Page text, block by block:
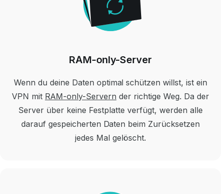
RAM-only-Server
Wenn du deine Daten optimal schützen willst, ist ein
VPN mit RAM-only-Servern der richtige Weg. Da der
Server über keine Festplatte verfügt, werden alle
darauf gespeicherten Daten beim Zurücksetzen
jedes Mal gelöscht.